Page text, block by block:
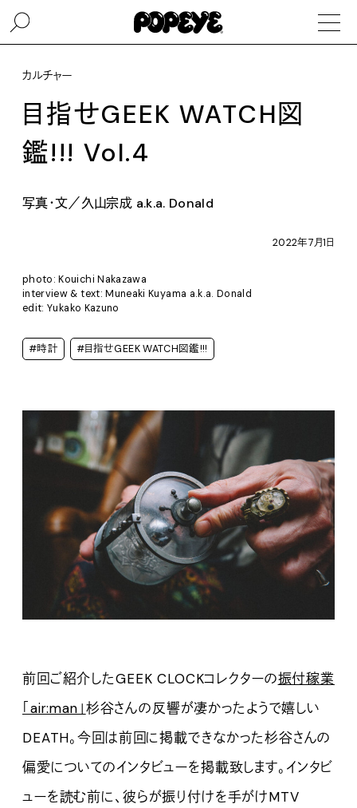
カルチャー
目指せGEEK WATCH図
鑑!!! Vol.4
写真・文／久山宗成 a.k.a. Donald
2022年7月1日
photo: Kouichi Nakazawa
interview & text: Muneaki Kuyama a.k.a. Donald
edit: Yukako Kazuno
#時計 #目指せGEEK WATCH図鑑!!!
前回ご紹介したGEEK CLOCKコレクターの振付稼業
「air:man」杉谷さんの反響が凄かったようで嬉しい
DEATH。今回は前回に掲載できなかった杉谷さんの
偏愛についてのインタビューを掲載致します。インタビ
ューを読む前に、彼らが振り付けを手がけMTV